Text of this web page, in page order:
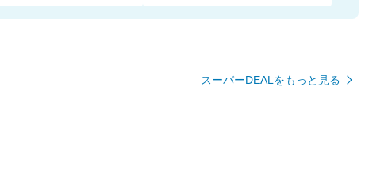
スーパーDEALをもっと見る